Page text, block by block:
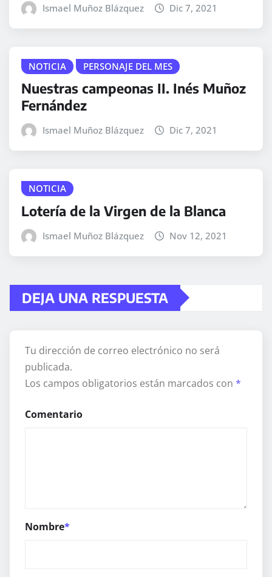
Ismael Muñoz Blázquez Dic 7, 2021
NOTICIA PERSONAJE DEL MES
Nuestras campeonas II. Inés Muñoz
Fernández
Ismael Muñoz Blázquez Dic 7, 2021
NOTICIA
Lotería de la Virgen de la Blanca
Ismael Muñoz Blázquez Nov 12, 2021
DEJA UNA RESPUESTA
Tu dirección de correo electrónico no será
publicada.
Los campos obligatorios están marcados con *
Comentario
Nombre*